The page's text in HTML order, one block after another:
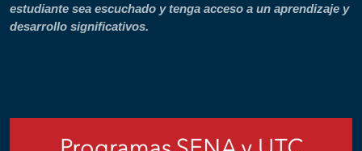
estudiante sea escuchado y tenga acceso a un aprendizaje y
desarrollo significativos.